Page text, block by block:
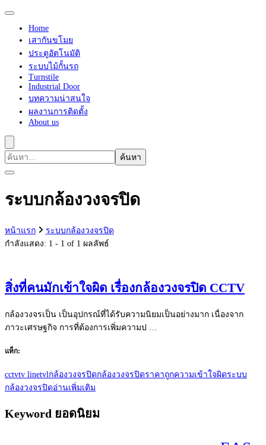
Home
เสากันขโมย
ประตูอัตโนมัติ
ระบบไม้กั้นรถ
Turnstile
Industrial Door
บทความน่าสนใจ
ผลงานการติดตั้ง
About us
ค้นหา
ระบบกล้องวงจรปิด
หน้าแรก
ระบบกล้องวงจรปิด
กำลังแสดง: 1 - 1 of 1 ผลลัพธ์
สิ่งที่คนมักเข้าใจผิด เรื่องกล้องวงจรปิด CCTV
กล้องวงจรเป็น เป็นอุปกรณ์ที่ได้รับความนิยมเป็นอย่างมาก เนื่องจาก
ภาวะเศรษฐกิจ การที่ต้องการเพิ่มความป …
แท็ก:
cctvtv linetvlกล้องวงจรปิดกล้องวงจรปิดราคาถูกความเข้าใจผิดระบบ
กล้องวงจรปิดอ่านเพิ่มเติม
Keyword ยอดนิยม